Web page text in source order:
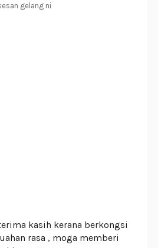
gelang ni
kasih kerana berkongsi
rasa , moga memberi